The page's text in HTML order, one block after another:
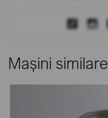
Mașini similare